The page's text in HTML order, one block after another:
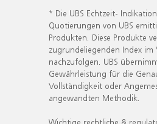
* Die UBS Echtzeit-
Quotierungen von UBS
Produkten. Diese Produkte
zugrundeliegenden Index im
nachzufolgen. UBS
Gewährleistung für die
Vollständigkeit oder
angewandten Methodik.